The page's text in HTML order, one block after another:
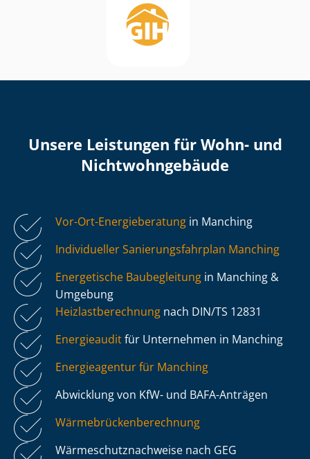
Unsere Leistungen für Wohn- und
Nicht­wohn­ge­bäu­de
Vor-Ort-Energieberatung in Manching
Individueller Sa­nie­rungs­fahr­plan Manching
Energetische Baubegleitung in Manching &
Umgebung
Heiz­last­be­rech­nung nach DIN/TS 12831
Energieauditfür Unternehmen in Manching
Energieagentur für Manching
Abwicklung von KfW- und BAFA-Anträgen
Wär­me­brü­cken­be­rech­nung
Wär­me­schutz­nach­wei­se nach GEG